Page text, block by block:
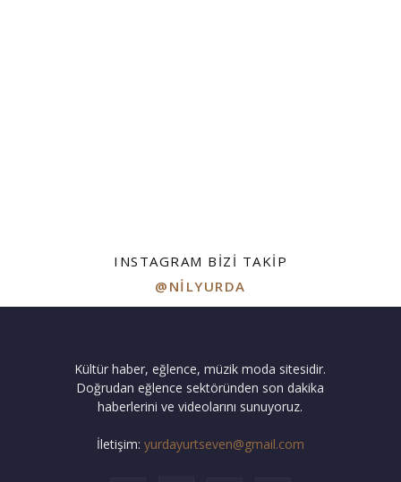
INSTAGRAM BIZI TAKIP
@NILYURDA
Kültür haber, eğlence, müzik moda sitesidir.
Doğrudan eğlence sektöründen son dakika
haberlerini ve videolarını sunuyoruz.
İletişim: yurdayurtseven@gmail.com